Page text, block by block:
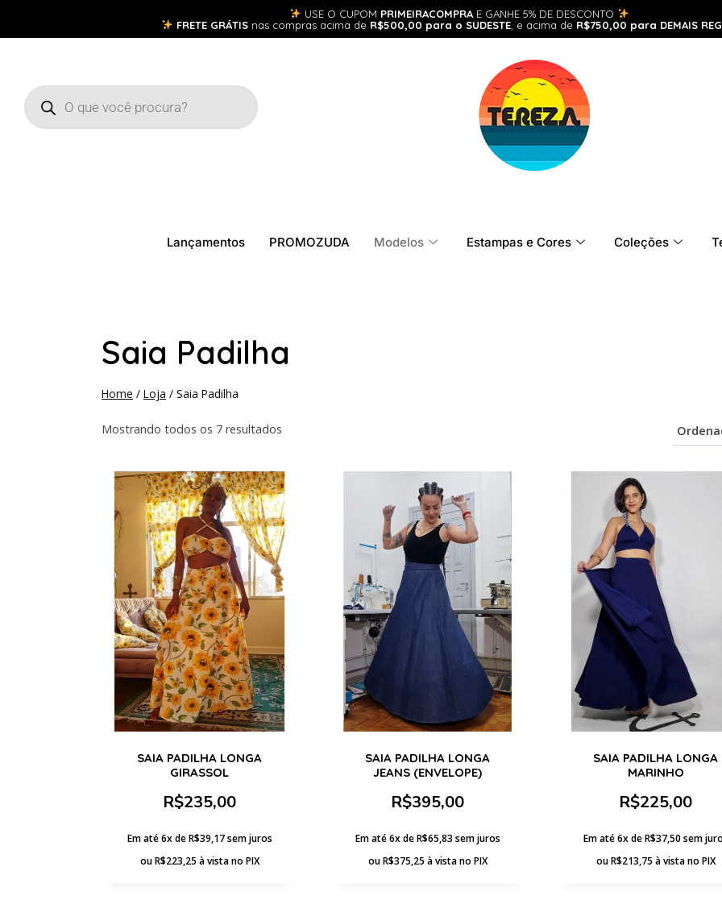
USE O CUPOM PRIMEIRACOMPRA E GANHE 5% DE DESCONTO
FRETE GRÁTIS nas compras acima de R$500,00 para o SUDESTE , e acima de R$750,00 para DEMAIS
Lançamentos PROMOZUDA Modelos Estampas e Cores Coleções
Saia Padilha
Home / Loja / Saia Padilha
Mostrando todos os 7 resultados
SAIA PADILHA LONGA
GIRASSOL
R$235,00
Em até 6x deR$39,17 sem juros
ou R$223,25 à vista no PIX
SAIA PADILHA LONGA
JEANS (ENVELOPE)
R$395,00
Em até 6x deR$65,83 sem juros
ou R$375,25 à vista no PIX
SAIA PADILHA LONGA
MARINHO
R$225,00
Em até 6x deR$37,50 sem
ou R$213,75 à vista no PIX